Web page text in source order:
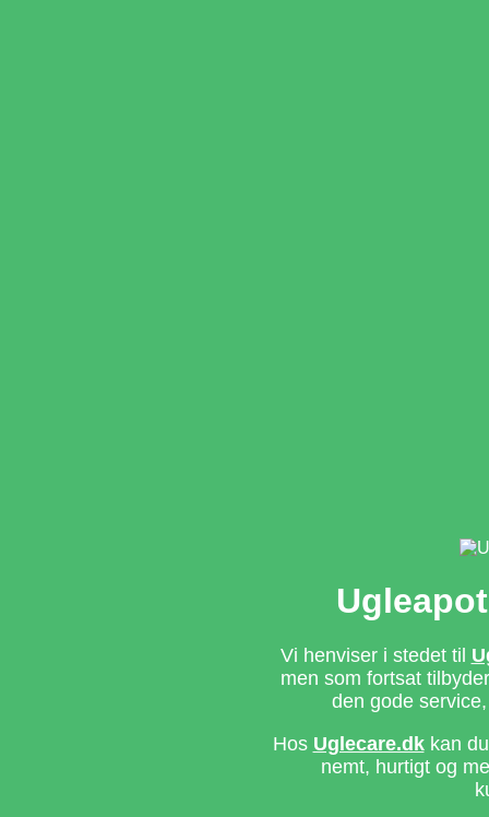
Vi henviser i stedet til
men som fortsat
den gode
Hos Uglecare.dkkan du
nemt, hurtigt og